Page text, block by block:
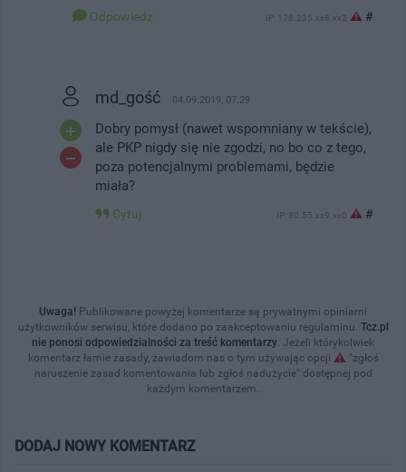
Odpowiedz IP: 178.235.xx8.xx2 #
md_gość 04.09.2019, 07:29
Dobry pomysł (nawet wspomniany w tekście),
ale PKP nigdy się nie zgodzi, no bo co z tego,
poza potencjalnymi problemami, będzie
miała?
Cytuj IP: 80.55.xx9.xx0 #
Uwaga! Publikowane powyżej komentarze są prywatnymi opiniami
użytkowników serwisu, które dodano po zaakceptowaniu regulaminu. Tcz.pl
nie ponosi odpowiedzialności za treść komentarzy. Jeżeli którykolwiek
komentarz łamie zasady, zawiadom nas o tym używając opcji
"zgłoś
naruszenie zasad komentowania lub zgłoś nadużycie" dostępnej pod
każdym komentarzem.
DODAJ NOWY KOMENTARZ